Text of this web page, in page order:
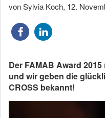
von Sylvia Koch, 12.
Der FAMAB Award
und wir geben die
CROSS bekannt!